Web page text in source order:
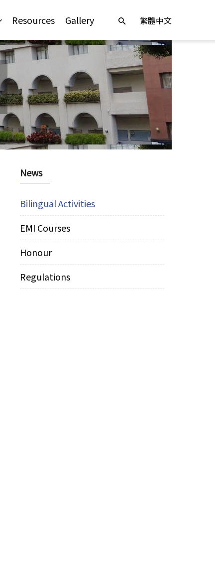
Resources Gallery 繁體中文
News
Bilingual Activities
EMI Courses
Honour
Regulations